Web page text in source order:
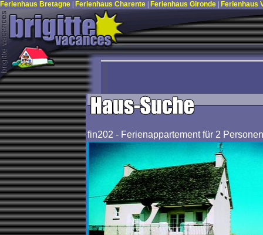
Ferienhaus Bretagne Ferienhaus Charente Ferienhaus Gironde Ferienhaus
fin202 - Ferienappartement für 2 Personen